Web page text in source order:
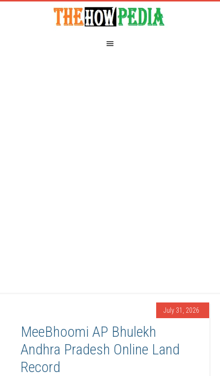
July 31, 2026
MeeBhoomi AP Bhulekh
Andhra Pradesh Online Land
Record